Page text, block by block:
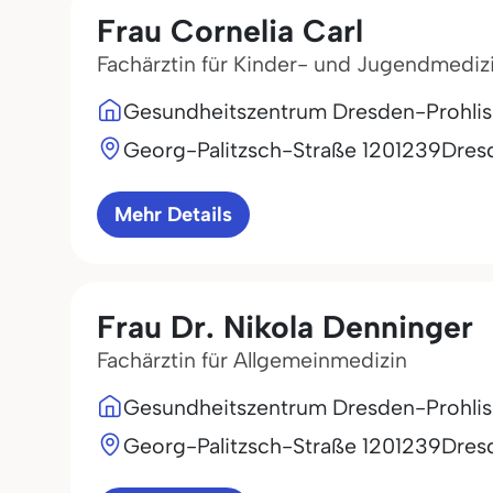
Frau Cornelia Carl
Fachärztin für Kinder- und
Gesundheitszentrum Dresden-Prohlis
Georg-Palitzsch-Straße 1201239
Mehr Details
Frau Dr. Nikola Denninger
Fachärztin für Allgemeinmedizin
Gesundheitszentrum Dresden-Prohlis
Georg-Palitzsch-Straße 1201239